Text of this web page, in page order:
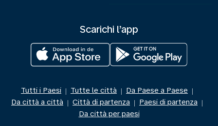
Scarichi l’app
Tutti i Paesi | Tutte le città | Da Paese a Paese |
Da città a città | Città di partenza | Paesi di partenza |
Da città per paesi